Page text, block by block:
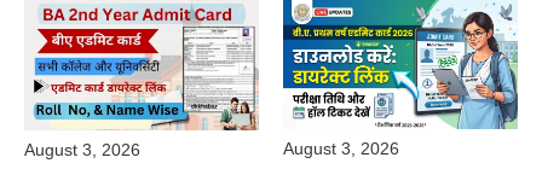
August 3, 2026 August 3, 2026